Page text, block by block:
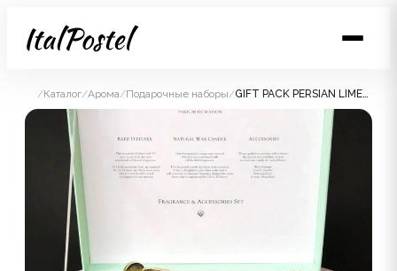
/Каталог/Арома/Подарочные наборы/ GIFT PACK PERSIAN LIMEПодарочный набор (диффузор 100 мл, свеча 75гр, набор для тушения и обрезания